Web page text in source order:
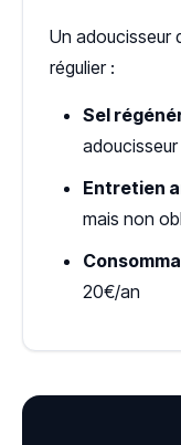
Un adoucisseur
régulier :
Sel
adoucisseur
Entretien
mais non
20€/an